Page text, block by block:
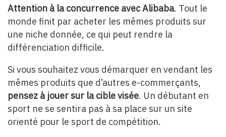
Attention à la concurrence avec Alibaba. Tout le
monde finit par acheter les mêmes produits sur
une niche donnée, ce qui peut rendre la
différenciation difficile.
Si vous souhaitez vous démarquer en vendant les
mêmes produits que d’autres e-commerçants,
pensez à jouer sur la cible visée. Un débutant en
sport ne se sentira pas à sa place sur un site
orienté pour le sport de compétition.